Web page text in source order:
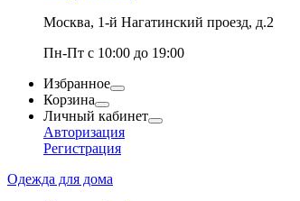
Москва, 1-й Нагатинский проезд, д.2
Пн-Пт с 10:00 до 19:00
Избранное
Корзина
Личный кабинет
Авторизация
Регистрация
Одежда для дома